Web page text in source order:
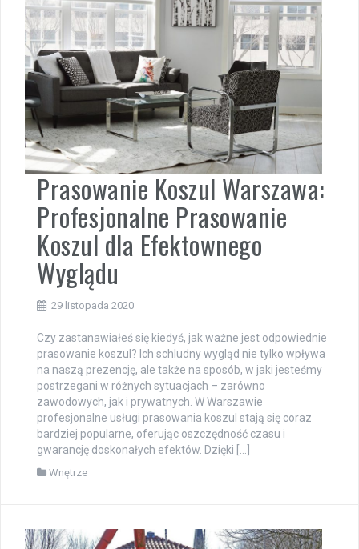
Prasowanie Koszul Warszawa:
Profesjonalne Prasowanie
Koszul dla Efektownego
Wyglądu
29 listopada 2020
Czy zastanawiałeś się kiedyś, jak ważne jest odpowiednie
prasowanie koszul? Ich schludny wygląd nie tylko wpływa
na naszą prezencję, ale także na sposób, w jaki jesteśmy
postrzegani w różnych sytuacjach – zarówno
zawodowych, jak i prywatnych. W Warszawie
profesjonalne usługi prasowania koszul stają się coraz
bardziej popularne, oferując oszczędność czasu i
gwarancję doskonałych efektów. Dzięki […]
Wnętrze